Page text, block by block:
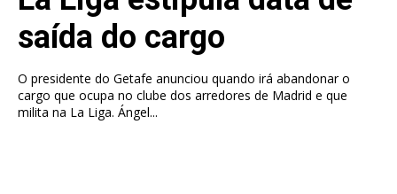
saída do cargo
O presidente do Getafe anunciou quando irá abandonar o
cargo que ocupa no clube dos arredores de Madrid e que
milita na La Liga. Ángel...